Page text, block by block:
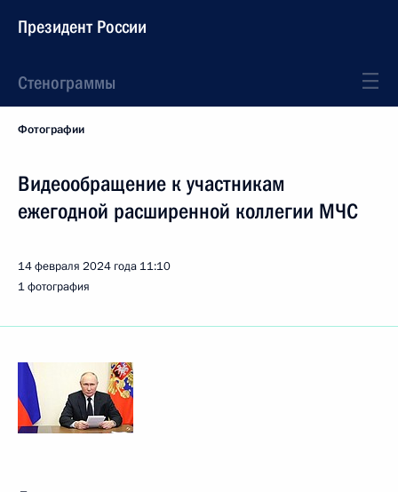
Президент России
Стенограммы
Фотографии
Видеообращение к участникам
ежегодной расширенной коллегии МЧС
14 февраля 2024 года 11:10
1 фотография